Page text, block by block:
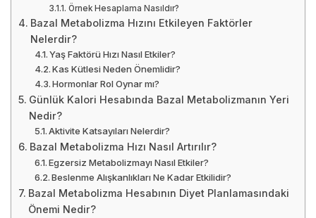
Örnek Hesaplama Nasıldır?
Bazal Metabolizma Hızını Etkileyen Faktörler
Nelerdir?
Yaş Faktörü Hızı Nasıl Etkiler?
Kas Kütlesi Neden Önemlidir?
Hormonlar Rol Oynar mı?
Günlük Kalori Hesabında Bazal Metabolizmanın Yeri
Nedir?
Aktivite Katsayıları Nelerdir?
Bazal Metabolizma Hızı Nasıl Artırılır?
Egzersiz Metabolizmayı Nasıl Etkiler?
Beslenme Alışkanlıkları Ne Kadar Etkilidir?
Bazal Metabolizma Hesabının Diyet Planlamasındaki
Önemi Nedir?